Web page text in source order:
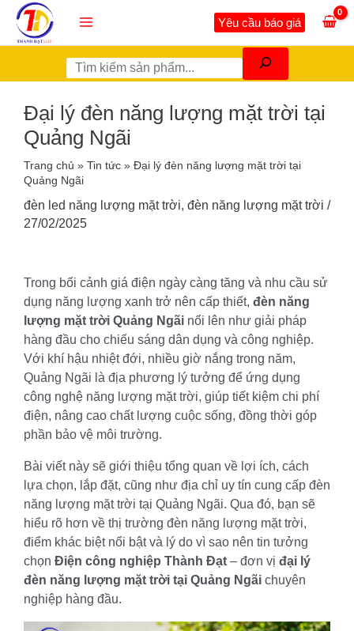
Nhảy
nội
Main
Menu
Yêu cầu báo giá
Đại lý đèn năng lượng mặt trời tại
Quảng Ngãi
Trang chủ » Tin tức » Đại lý đèn năng lượng mặt trời tại
Quảng Ngãi
đèn led năng lượng mặt trời, đèn năng lượng mặt trời /
27/02/2025
Trong bối cảnh giá điện ngày càng tăng và nhu cầu sử
dụng năng lượng xanh trở nên cấp thiết, đèn năng
lượng mặt trời Quảng Ngãi nổi lên như giải pháp
hàng đầu cho chiếu sáng dân dụng và công nghiệp.
Với khí hậu nhiệt đới, nhiều giờ nắng trong năm,
Quảng Ngãi là địa phương lý tưởng để ứng dụng
công nghệ năng lượng mặt trời, giúp tiết kiệm chi phí
điện, nâng cao chất lượng cuộc sống, đồng thời góp
phần bảo vệ môi trường.
Bài viết này sẽ giới thiệu tổng quan về lợi ích, cách
lựa chọn, lắp đặt, cũng như địa chỉ uy tín cung cấp đèn
năng lượng mặt trời tại Quảng Ngãi. Qua đó, bạn sẽ
hiểu rõ hơn về thị trường đèn năng lượng mặt trời,
điểm khác biệt nổi bật và lý do vì sao nên tin tưởng
chọn Điện công nghiệp Thành Đạt – đơn vị đại lý
đèn năng lượng mặt trời tại Quảng Ngãi chuyên
nghiệp hàng đầu.